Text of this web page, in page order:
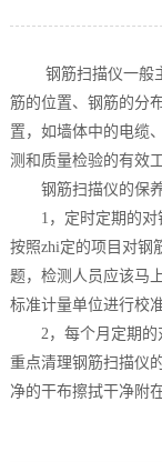
钢筋扫描仪一般主
筋的位置、钢筋的分
置，如墙体中的电缆
测和质量检验的有效
钢筋扫描仪的保
1，定时定期的对钢
按照zhi定的项目对钢
题，检测人员应该马
标准计量单位进行校
2，每个月定期的对
重点清理钢筋扫描仪
净的干布擦拭干净附